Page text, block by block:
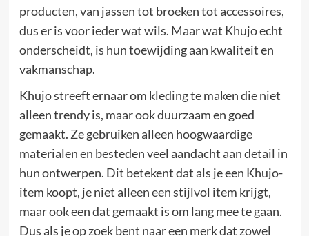
producten, van jassen tot broeken tot accessoires,
dus er is voor ieder wat wils. Maar wat Khujo echt
onderscheidt, is hun toewijding aan kwaliteit en
vakmanschap.
Khujo streeft ernaar om kleding te maken die niet
alleen trendy is, maar ook duurzaam en goed
gemaakt. Ze gebruiken alleen hoogwaardige
materialen en besteden veel aandacht aan detail in
hun ontwerpen. Dit betekent dat als je een Khujo-
item koopt, je niet alleen een stijlvol item krijgt,
maar ook een dat gemaakt is om lang mee te gaan.
Dus als je op zoek bent naar een merk dat zowel